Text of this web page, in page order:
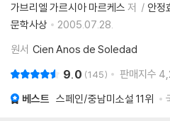
가브리엘 가르시아 마르케스 저 안정
문학사상
2005.07.28.
원서 Cien Anos de Soledad
9.0 145 판매지수
베스트 스페인/중남미소설 11위